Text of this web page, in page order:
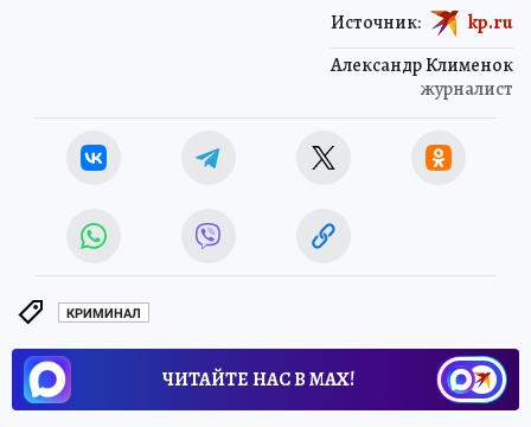
Александр Клименок
журналист
Источник: kp.ru
КРИМИНАЛ
ЧИТАЙТЕ НАС В МАХ!